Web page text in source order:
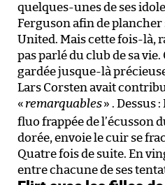
quelques-unes de ses
Ferguson afin de
United. Mais cette fois-là,
pas parlé du club de sa
gardée jusque-là
Lars Corsten avait
« remarquables» . Dessus
fluo frappée de l’écusson
dorée, envoie le cuir se
Quatre fois de suite. En
entre chacune de ses